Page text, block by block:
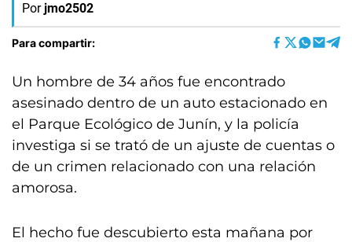
Por jmo2502
Para compartir:
Un hombre de 34 años fue encontrado
asesinado dentro de un auto estacionado en
el Parque Ecológico de Junín, y la policía
investiga si se trató de un ajuste de cuentas o
de un crimen relacionado con una relación
amorosa.
El hecho fue descubierto esta mañana por